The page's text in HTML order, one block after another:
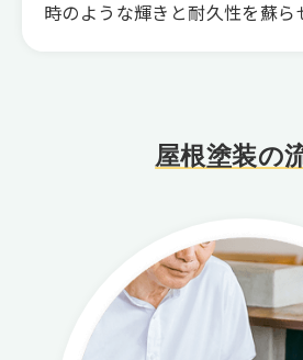
時のような輝きと耐久性を蘇ら
屋根塗装の